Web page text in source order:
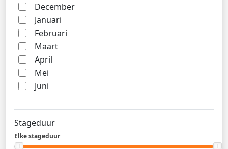
December
Januari
Februari
Maart
April
Mei
Juni
Stageduur
Elke stageduur